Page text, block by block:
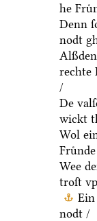
he
Denn
nodt
rechte
/
De
wickt
Wol
Wee
troſt
nodt /